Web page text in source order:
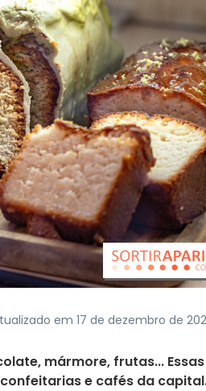
em 17 de dezembro de
mármore, frutas... Essas
e cafés da